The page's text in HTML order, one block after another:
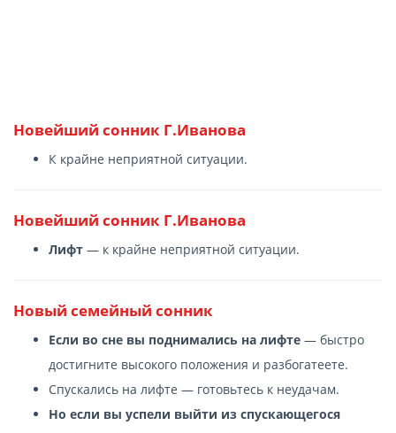
Новейший сонник Г.Иванова
К крайне неприятной ситуации.
Новейший сонник Г.Иванова
Лифт — к крайне неприятной ситуации.
Новый семейный сонник
Если во сне вы поднимались на лифте — быстро
достигните высокого положения и разбогатеете.
Спускались на лифте — готовьтесь к неудачам.
Но если вы успели выйти из спускающегося